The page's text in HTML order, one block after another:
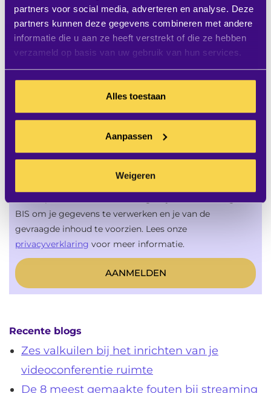
partners voor social media, adverteren en analyse. Deze
partners kunnen deze gegevens combineren met andere
informatie die u aan ze heeft verstrekt of die ze hebben
verzameld op basis van uw gebruik van hun services.
Alles toestaan
Aanpassen
Weigeren
0180 - 486 777
VRAAG / OFFERTE
Meld je aan voor onze nieuwsbrief
BIS om je gegevens te verwerken en je van de
gevraagde inhoud te voorzien. Lees onze
privacyverklaring voor meer informatie.
Recente blogs
Zes valkuilen bij het inrichten van je
videoconferentie ruimte
De 8 meest gemaakte fouten bij streaming